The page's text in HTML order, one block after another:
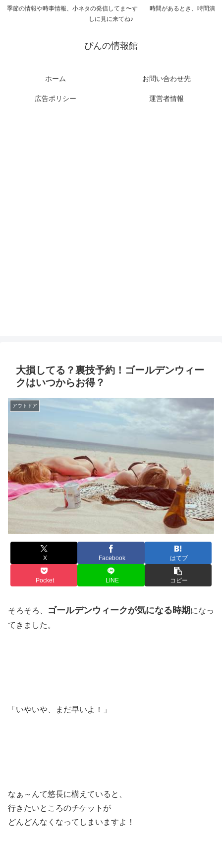
季節の情報や時事情報、小ネタの発信してま〜す 時間があるとき、時間潰
しに見に来てね♪
ぴんの情報館
ホーム お問い合わせ先
広告ポリシー 運営者情報
大損してる？裏技予約！ゴールデンウィー
クはいつからお得？
アウトドア
X Facebook はてブ
Pocket LINE コピー
そろそろ、 ゴールデンウィークが気になる時期になっ
てきました。
「いやいや、まだ早いよ！」
なぁ～んて悠長に構えていると、
行きたいところのチケットが
どんどんなくなってしまいますよ！